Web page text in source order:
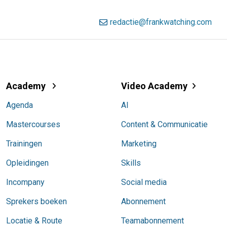
redactie@frankwatching.com
Academy
Agenda
Mastercourses
Trainingen
Opleidingen
Incompany
Sprekers boeken
Locatie & Route
Video Academy
AI
Content & Communicatie
Marketing
Skills
Social media
Abonnement
Teamabonnement